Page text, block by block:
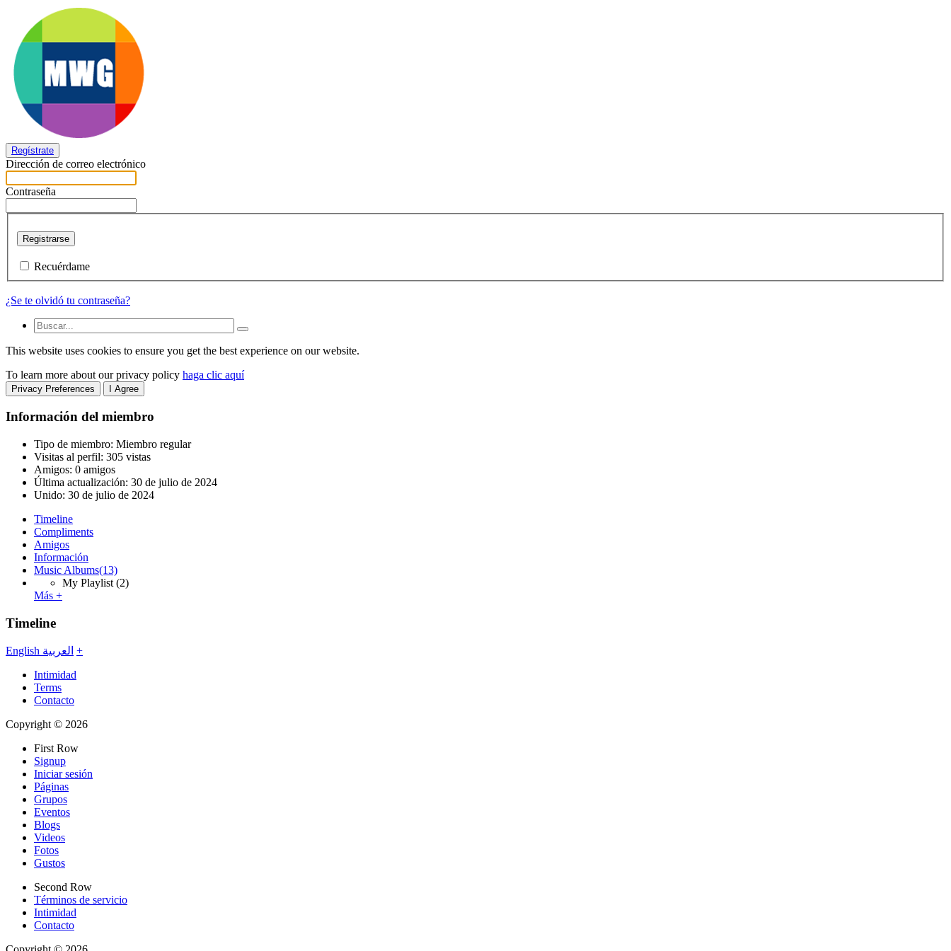
Regístrate
Dirección de correo electrónico
Contraseña
Registrarse
Recuérdame
¿Se te olvidó tu contraseña?
This website uses cookies to ensure you get the best experience on our website.
To learn more about our privacy policy haga clic aquí
Privacy Preferences I Agree
Información del miembro
Tipo de miembro: Miembro regular
Visitas al perfil: 305 vistas
Amigos: 0 amigos
Última actualización: 30 de julio de 2024
Unido: 30 de julio de 2024
Timeline
Compliments
Amigos
Información
Music Albums(13)
My Playlist (2)
Más +
Timeline
English العربية +
Intimidad
Terms
Contacto
Copyright © 2026
First Row
Signup
Iniciar sesión
Páginas
Grupos
Eventos
Blogs
Videos
Fotos
Gustos
Second Row
Términos de servicio
Intimidad
Contacto